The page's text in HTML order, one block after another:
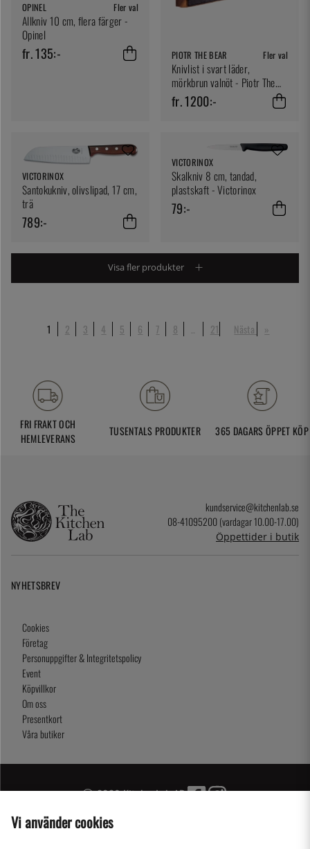
OPINEL Fler val
Allkniv 10 cm, flera färger -
Opinel
fr. 135:- PIOTR THE BEAR Fler val
Knivlist i svart läder,
mörkbrun valnöt - Piotr The
Bear
fr. 1200:-
VICTORINOX
Santokukniv, olivslipad, 17 cm,
trä
789:-
VICTORINOX
Skalkniv 8 cm, tandad,
plastskaft - Victorinox
79:-
Visa fler produkter
1 2 3 4 5 6 7 8 21 Nästa »
FRI FRAKT OCH
HEMLEVERANS
TUSENTALS PRODUKTER 365 DAGARS ÖPPET KÖP
kundservice@kitchenlab.se
08-41095200 (vardagar 10.00-17.00)
Öppettider i butik
NYHETSBREV
Cookies
Företag
Personuppgifter & Integritetspolicy
Event
Köpvillkor
Om oss
Presentkort
Våra butiker
2026 KitchenLab AB
Vi använder cookies